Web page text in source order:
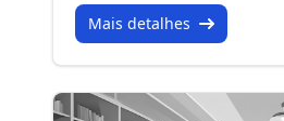
Mais detalhes